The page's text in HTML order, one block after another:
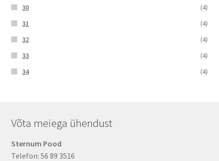
30
(4)
31
(4)
32
(4)
33
(4)
34
(4)
Võta meiega ühendust
Sternum Pood
Telefon: 56 89 3516